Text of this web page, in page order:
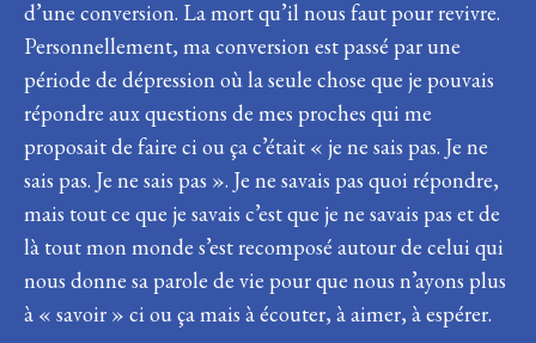
d’une conversion. La mort qu’il nous faut pour revivre.
Personnellement, ma conversion est passé par une
période de dépression où la seule chose que je pouvais
répondre aux questions de mes proches qui me
proposait de faire ci ou ça c’était « je ne sais pas. Je ne
sais pas. Je ne sais pas ». Je ne savais pas quoi répondre,
mais tout ce que je savais c’est que je ne savais pas et de
là tout mon monde s’est recomposé autour de celui qui
nous donne sa parole de vie pour que nous n’ayons plus
à « savoir » ci ou ça mais à écouter, à aimer, à espérer.